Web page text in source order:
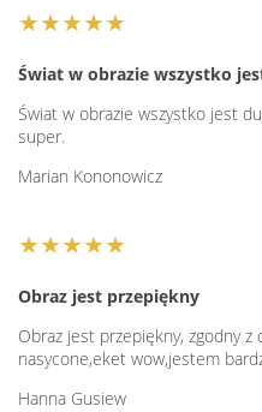
★★★★★
Świat w obrazie wszystko
Świat w obrazie wszystko jest
super.
Marian Kononowicz
★★★★★
Obraz jest przepiękny
Obraz jest przepiękny, zgodny z
nasycone,eket wow,jestem
Hanna Gusiew